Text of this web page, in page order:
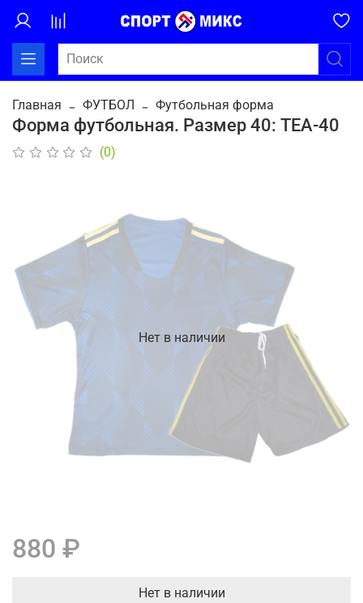
Главная ФУТБОЛ Футбольная форма
Форма футбольная. Размер 40: ТЕА-40
(0)
Нет в наличии
880 ₽
Нет в наличии